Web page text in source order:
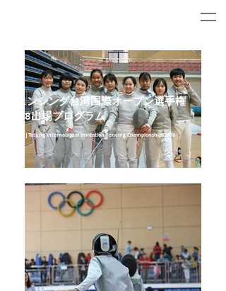
フェンシング台湾国際オープン選手権
2018出場プログラム
[ 競技会 ] Tatung International Invitation Fencing Championships2018